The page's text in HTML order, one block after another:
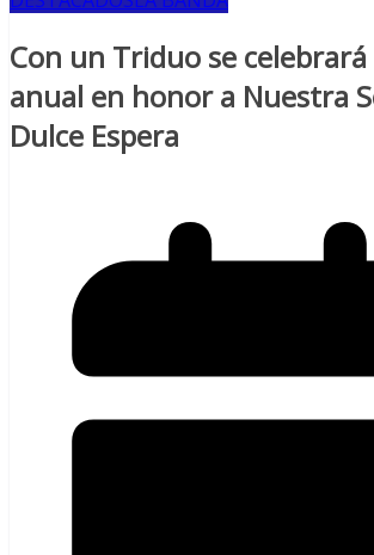
Con un Triduo se
anual en honor a Nuestra
Dulce Espera